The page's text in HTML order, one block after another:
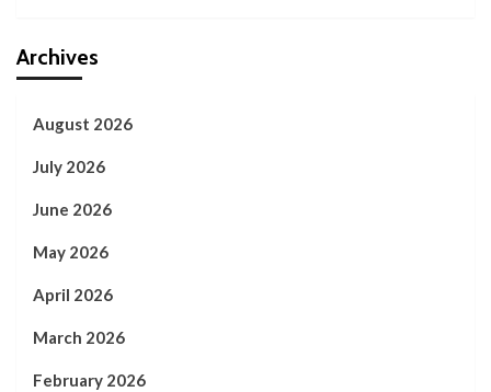
Archives
August 2026
July 2026
June 2026
May 2026
April 2026
March 2026
February 2026